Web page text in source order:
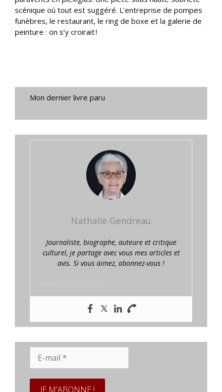
scénique où tout est suggéré. L’entreprise de pompes
funèbres, le restaurant, le ring de boxe et la galerie de
peinture : on s’y croirait !
Mon dernier livre paru
Nathalie Gendreau
Journaliste, biographe, auteure et critique
culturel, je partage avec vous mes articles et
avis. Si vous aimez, abonnez-vous !
mail